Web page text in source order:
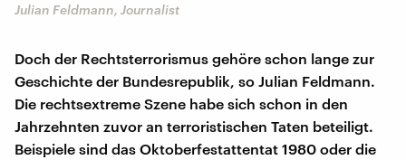
Julian Feldmann, Journalist
Doch der Rechtsterrorismus gehöre schon lange zur
Geschichte der Bundesrepublik, so Julian Feldmann.
Die rechtsextreme Szene habe sich schon in den
Jahrzehnten zuvor an terroristischen Taten beteiligt.
Beispiele sind das Oktoberfestattentat 1980 oder die